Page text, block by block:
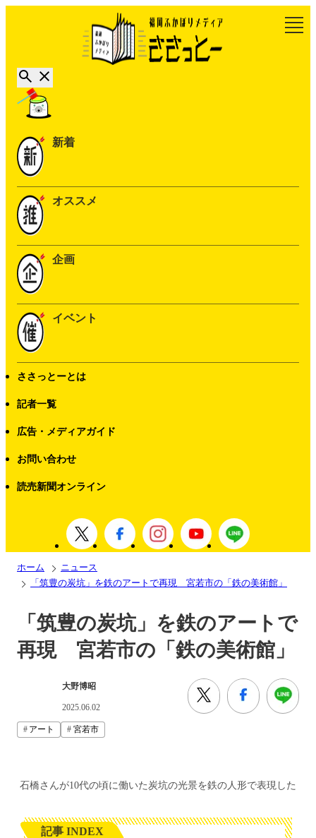
新着
オススメ
企画
イベント
ささっとーとは
記者一覧
広告・メディアガイド
お問い合わせ
読売新聞オンライン
ホーム
ニュース
「筑豊の炭坑」を鉄のアートで再現 宮若市の「鉄の美術館」
「筑豊の炭坑」を鉄のアートで
再現 宮若市の「鉄の美術館」
大野博昭
2025.06.02
アート 宮若市
石橋さんが10代の頃に働いた炭坑の光景を鉄の人形で表現した
記事 INDEX